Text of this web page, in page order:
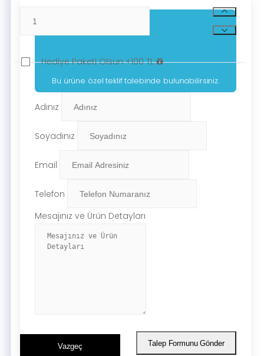
Hediye Paketi Olsun +100 TL
Bu ürüne özel teklif talebinde bulunabilirsiniz.
Adınız
Soyadınız
Email
Telefon
Mesajınız ve Ürün Detayları
Talep Formunu Gönder
Vazgeç